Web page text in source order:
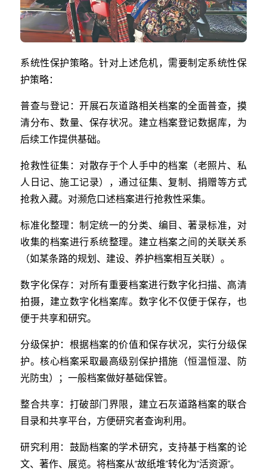
系统性保护策略。针对上述危机，需要制定系统性保
护策略：
普查与登记：开展石灰道路相关档案的全面普查，摸
清分布、数量、保存状况。建立档案登记数据库，为
后续工作提供基础。
抢救性征集：对散存于个人手中的档案（老照片、私
人日记、施工记录），通过征集、复制、捐赠等方式
抢救入藏。对濒危口述档案进行抢救性采集。
标准化整理：制定统一的分类、编目、著录标准，对
收集的档案进行系统整理。建立档案之间的关联关系
（如某条路的规划、建设、养护档案相互关联）。
数字化保存：对所有重要档案进行数字化扫描、高清
拍摄，建立数字化档案库。数字化不仅便于保存，也
便于共享和研究。
分级保护：根据档案的价值和保存状况，实行分级保
护。核心档案采取最高级别保护措施（恒温恒湿、防
光防虫）；一般档案做好基础保管。
整合共享：打破部门界限，建立石灰道路档案的联合
目录和共享平台，方便研究者查询利用。
研究利用：鼓励档案的学术研究，支持基于档案的论
文、著作、展览。将档案从“故纸堆”转化为“活资源”。